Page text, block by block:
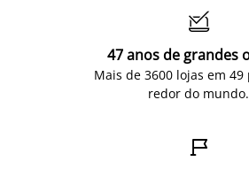

47 anos de grandes
Mais de 3600 lojas em 49
redor do mundo.
